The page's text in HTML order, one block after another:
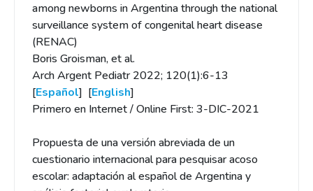
among newborns in Argentina through the national
surveillance system of congenital heart disease
(RENAC)
Boris Groisman, et al.
Arch Argent Pediatr 2022; 120(1):6-13
[Español] [English]
Primero en Internet / Online First: 3-DIC-2021
Propuesta de una versión abreviada de un
cuestionario internacional para pesquisar acoso
escolar: adaptación al español de Argentina y